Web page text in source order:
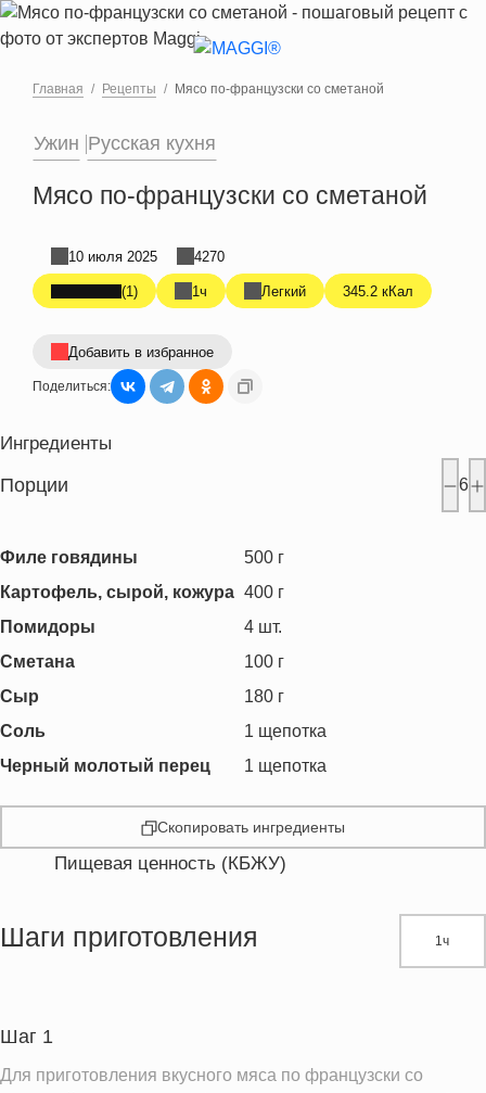
Перейти к основному содержанию
Главная Рецепты Мясо по-французски со сметаной
Ужин Русская кухня
Мясо по-французски со сметаной
(1) 1ч Легкий 345.2 кКал
10 июля 2025 4270
Добавить в избранное
Поделиться:
Ингредиенты
Порции 6
Филе говядины 500 г
Картофель, сырой, кожура 400 г
Помидоры
4 шт.
Сметана
100 г
Сыр
180 г
Соль
1 щепотка
Черный молотый перец
1 щепотка
Скопировать ингредиенты
Пищевая ценность (КБЖУ)
Жиры
Пищевые волокна
Холестерин
Шаги приготовления 1ч
Шаг 1
Для приготовления вкусного мяса по французски со